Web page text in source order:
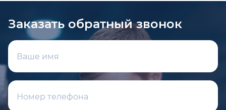
Заказать обратный звонок